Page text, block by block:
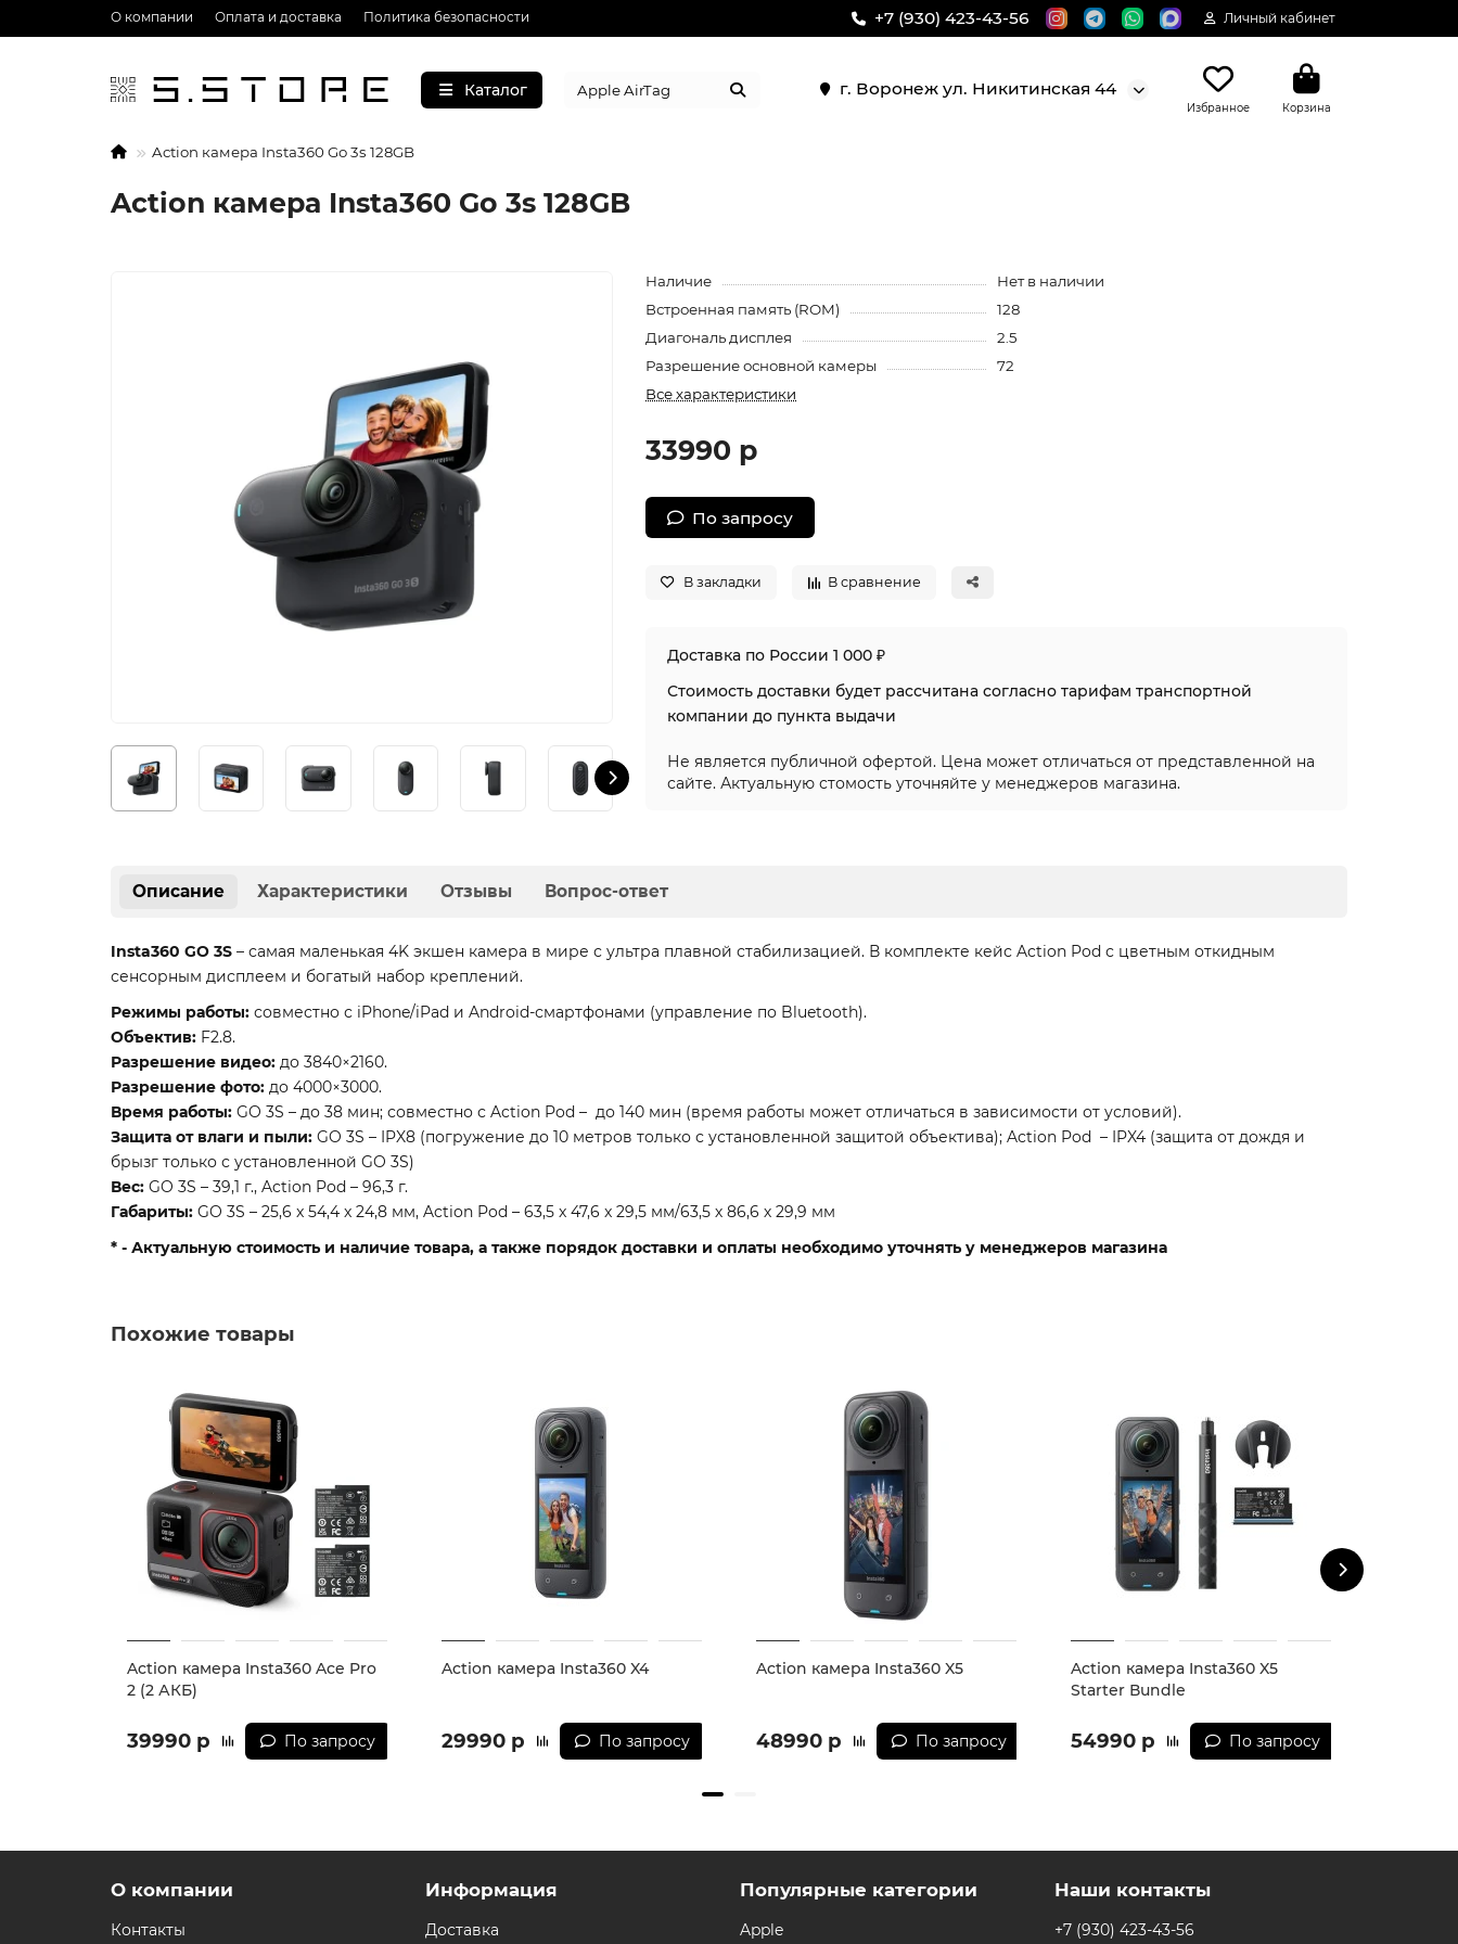
О компании Оплата и доставка Политика безопасности +7 (930) 423-43-56 Личный кабинет
Каталог г. Воронеж ул. Никитинская 44
Избранное Корзина
Action камера Insta360 Go 3s 128GB
Action камера Insta360 Go 3s 128GB
Наличие
Нет в наличии
Встроенная память (ROM)
128
Диагональ дисплея
2.5
Разрешение основной камеры
72
Все характеристики
33990 р
По запросу
В закладки В сравнение
Доставка по России 1 000 ₽
Стоимость доставки будет рассчитана согласно тарифам транспортной
компании до пункта выдачи
Не является публичной офертой. Цена может отличаться от представленной на
сайте. Актуальную стомость уточняйте у менеджеров магазина.
Описание Характеристики Отзывы Вопрос-ответ
Insta360 GO 3S – самая маленькая 4K экшен камера в мире с ультра плавной стабилизацией. В комплекте кейс Action Pod с цветным откидным
сенсорным дисплеем и богатый набор креплений.
Режимы работы: совместно с iPhone/iPad и Android-смартфонами (управление по Bluetooth).
Объектив: F2.8.
Разрешение видео: до 3840×2160.
Разрешение фото: до 4000×3000.
Время работы: GO 3S – до 38 мин; совместно с Action Pod – до 140 мин (время работы может отличаться в зависимости от условий).
Защита от влаги и пыли: GO 3S – IPX8 (погружение до 10 метров только с установленной защитой объектива); Action Pod – IPX4 (защита от дождя и
брызг только с установленной GO 3S)
Вес: GO 3S – 39,1 г., Action Pod – 96,3 г.
Габариты: GO 3S – 25,6 x 54,4 x 24,8 мм, Action Pod – 63,5 x 47,6 x 29,5 мм/63,5 х 86,6 х 29,9 мм
* - Актуальную стоимость и наличие товара, а также порядок доставки и оплаты необходимо уточнять у менеджеров магазина
Похожие товары
Action камера Insta360 Ace Pro
2 (2 АКБ)
39990 р По запросу
Action камера Insta360 X4
29990 р По запросу
Action камера Insta360 X5
48990 р По запросу
Action камера Insta360 X5
Stаrtеr Вundlе
54990 р По запросу
О компании
Контакты
Информация
Доставка
Популярные категории
Apple
Наши контакты
+7 (930) 423-43-56